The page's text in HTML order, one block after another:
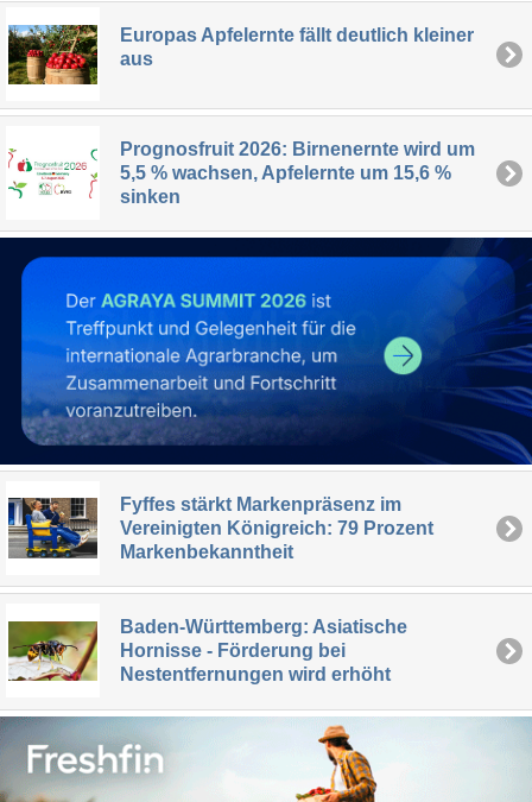
Europas Apfelernte fällt deutlich kleiner
aus
Prognosfruit 2026: Birnenernte wird um
5,5 % wachsen, Apfelernte um 15,6 %
sinken
Fyffes stärkt Markenpräsenz im
Vereinigten Königreich: 79 Prozent
Markenbekanntheit
Baden-Württemberg: Asiatische
Hornisse - Förderung bei
Nestentfernungen wird erhöht